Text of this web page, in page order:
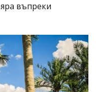
въпреки